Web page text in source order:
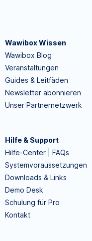
Wawibox Wissen
Wawibox Blog
Veranstaltungen
Guides & Leitfäden
Newsletter abonnieren
Unser Partnernetzwerk
Hilfe & Support
Hilfe-Center | FAQs
Systemvoraussetzungen
Downloads & Links
Demo Desk
Schulung für Pro
Kontakt